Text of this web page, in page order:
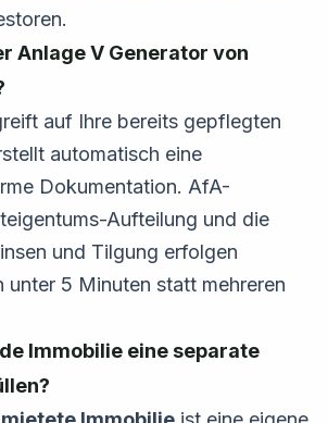
Anlage V Generator von
auf Ihre bereits gepflegten
automatisch eine
Dokumentation. AfA-
Aufteilung und die
und Tilgung erfolgen
unter 5 Minuten statt mehreren
Immobilie eine separate